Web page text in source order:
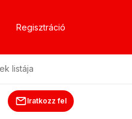
Regisztráció
listája
Iratkozz fel